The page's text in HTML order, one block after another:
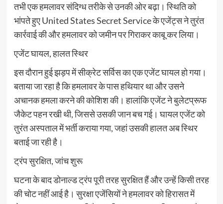
तभी एक हमलावर संदिग्ध तरीके से उनकी ओर बढ़ा। स्थिति को
भांपते हुए United States Secret Service के एजेंट्स ने तुरंत
कार्रवाई की और हमलावर को जमीन पर गिराकर काबू कर लिया।
एजेंट घायल, हालत स्थिर
इस दौरान हुई झड़प में सीक्रेट सर्विस का एक एजेंट घायल हो गया।
बताया जा रहा है कि हमलावर के पास हथियार था और उसने
अचानक हमला करने की कोशिश की। हालांकि एजेंट ने बुलेटप्रूफ
जैकेट पहन रखी थी, जिससे उसकी जान बच गई। घायल एजेंट को
तुरंत अस्पताल में भर्ती कराया गया, जहां उसकी हालत अब स्थिर
बताई जा रही है।
ट्रंप सुरक्षित, जांच शुरू
घटना के बाद डोनाल्ड ट्रंप पूरी तरह सुरक्षित हैं और उन्हें किसी तरह
की चोट नहीं आई है। सुरक्षा एजेंसियों ने हमलावर को हिरासत में